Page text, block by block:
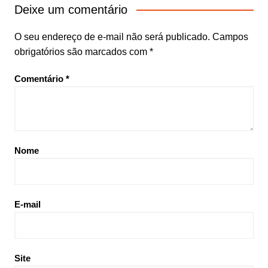
Deixe um comentário
O seu endereço de e-mail não será publicado. Campos
obrigatórios são marcados com *
Comentário *
Nome
E-mail
Site